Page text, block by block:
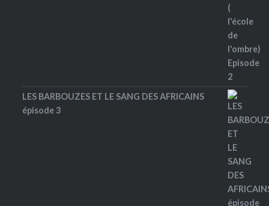
LES BARBOUZES ET LE SANG DES AFRICAINS
épisode 3